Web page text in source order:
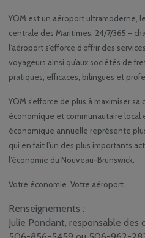
YQM est un aéroport ultramoderne,
centrale des Maritimes. 24/7/365 –
l’aéroport s’efforce d’offrir des
voyageurs ainsi qu’aux sociétés de
pratiques, efficaces, bilingues et
YQM s’efforce de plus à maximiser
économique et communautaire local
économique annuelle représente
qui en fait l’un des plus importants
l’économie du Nouveau-Brunswick.
Votre économie. Votre aéroport.
Renseignements :
Julie Pondant, responsable des